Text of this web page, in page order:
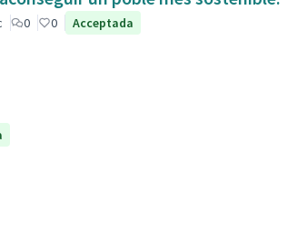
0 0 Acceptada